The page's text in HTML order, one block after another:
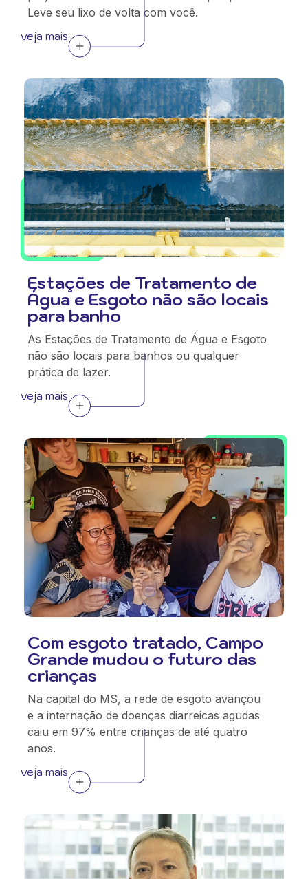
Leve seu lixo de volta com você.
veja mais
Estações de Tratamento de
Água e Esgoto não são locais
para banho
As Estações de Tratamento de Água e Esgoto
não são locais para banhos ou qualquer
prática de lazer.
veja mais
Com esgoto tratado, Campo
Grande mudou o futuro das
crianças
Na capital do MS, a rede de esgoto avançou
e a internação de doenças diarreicas agudas
caiu em 97% entre crianças de até quatro
anos.
veja mais